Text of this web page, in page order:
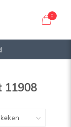
0
11908